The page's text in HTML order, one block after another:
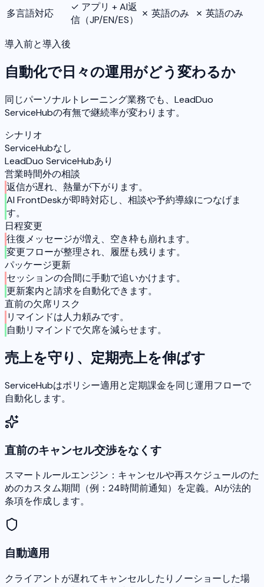
多言語対応
✓ アプリ + AI返
信（JP/EN/ES）
✗ 英語のみ ✗ 英語のみ
導入前と導入後
自動化で日々の運用がどう変わるか
同じパーソナルトレーニング業務でも、LeadDuo
ServiceHubの有無で継続率が変わります。
シナリオ
ServiceHubなし
LeadDuo ServiceHubあり
営業時間外の相談
返信が遅れ、熱量が下がります。
AI FrontDeskが即時対応し、相談や予約導線につなげま
す。
日程変更
往復メッセージが増え、空き枠も崩れます。
変更フローが整理され、履歴も残ります。
パッケージ更新
セッションの合間に手動で追いかけます。
更新案内と請求を自動化できます。
直前の欠席リスク
リマインドは人力頼みです。
自動リマインドで欠席を減らせます。
売上を守り、定期売上を伸ばす
ServiceHubはポリシー適用と定期課金を同じ運用フローで
自動化します。
直前のキャンセル交渉をなくす
スマートルールエンジン：キャンセルや再スケジュールのた
めのカスタム期間（例：24時間前通知）を定義。AIが法的
条項を作成します。
自動適用
クライアントが遅れてキャンセルしたりノーショーした場